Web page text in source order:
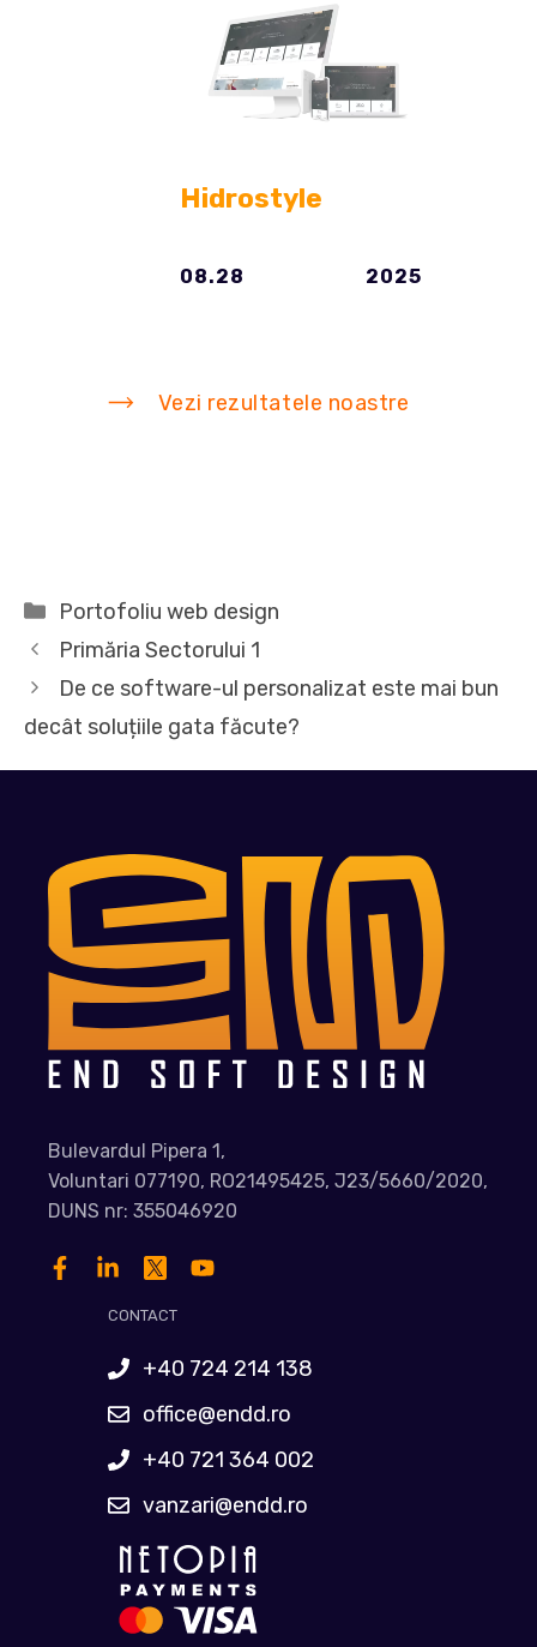
Hidrostyle
08.28 2025
Vezi rezultatele noastre
Categorii
Portofoliu web design
Primăria Sectorului 1
De ce software-ul personalizat este mai bun
decât soluțiile gata făcute?
Bulevardul Pipera 1,
Voluntari 077190, RO21495425, J23/5660/2020,
DUNS nr: 355046920
CONTACT
+40 724 214 138
office@endd.ro
+40 721 364 002
vanzari@endd.ro